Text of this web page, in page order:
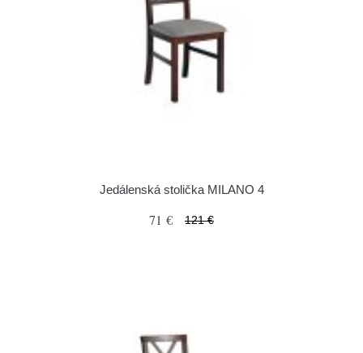
Jedálenská stolička MILANO 4
71 € 121 €